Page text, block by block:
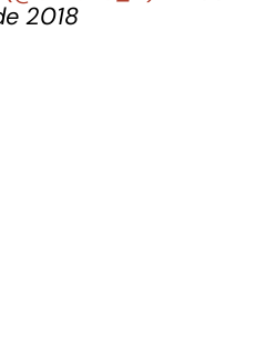
2018